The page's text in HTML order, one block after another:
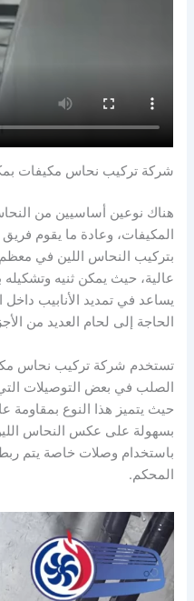
شركة تركيب نحاس مكيفات
هناك نوعين أساسيين من
المكيفات، وعادة ما يقوم
بتركيب النحاس اللين في
عالية، حيث يمكن ثنيه وتشكيله
يساعد في تمديد الأنابيب
الحاجة إلى لحام العديد من
تستخدم شركة تركيب نحاس
الصلب في بعض التوصيلات التي
حيث يتميز هذا النوع بمقاومة
بسهولة على عكس النحاس
باستخدام وصلات خاصة يتم
المحكم.